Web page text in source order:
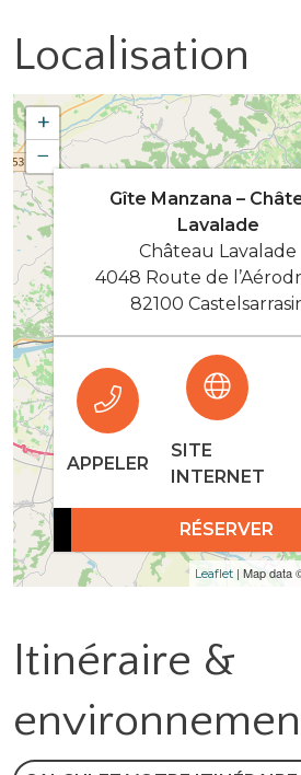
Localisation
+
−
Leaflet | Map data
Gîte Manzana –
Lavalade
Château Lavalade
4048 Route de
82100
APPELER
SITE
INTERNET
RÉSERVER
Itinéraire &